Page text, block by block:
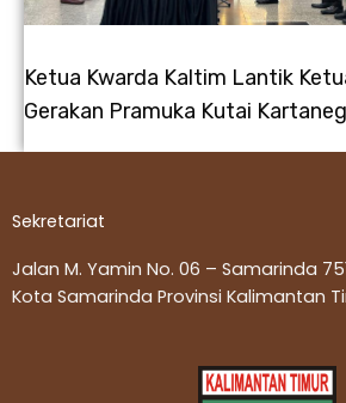
Ketua Kwarda Kaltim Lantik
Gerakan Pramuka Kutai
Sekretariat
Jalan M. Yamin No. 06 – Samarinda
Kota Samarinda Provinsi Kalimantan